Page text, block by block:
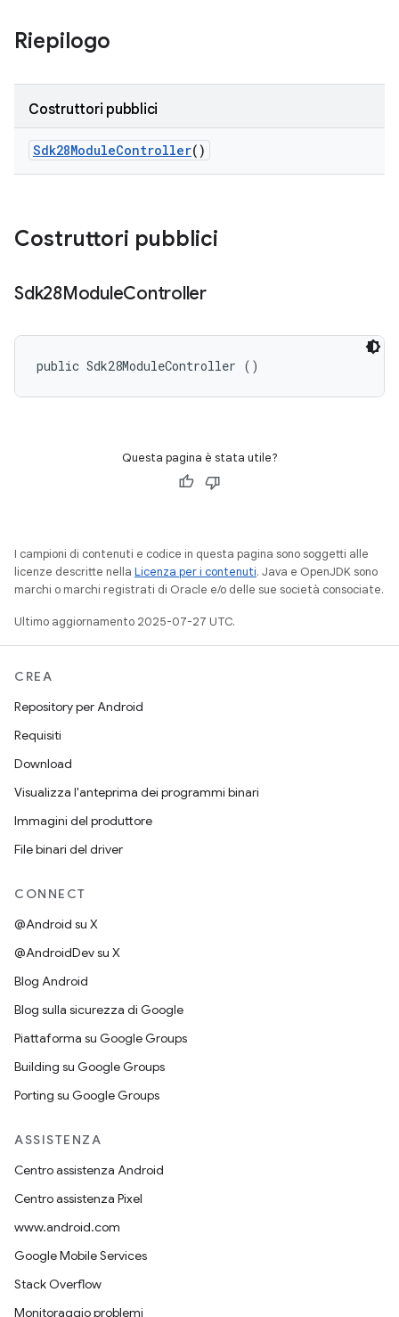
Riepilogo
Costruttori pubblici
Sdk28ModuleController()
Costruttori pubblici
Sdk28ModuleController
public Sdk28ModuleController ()
Questa pagina è stata utile?
I campioni di contenuti e codice in questa pagina sono soggetti alle
licenze descritte nella Licenza per i contenuti. Java e OpenJDK sono
marchi o marchi registrati di Oracle e/o delle sue società consociate.
Ultimo aggiornamento 2025-07-27 UTC.
CREA
Repository per Android
Requisiti
Download
Visualizza l'anteprima dei programmi binari
Immagini del produttore
File binari del driver
CONNECT
@Android su X
@AndroidDev su X
Blog Android
Blog sulla sicurezza di Google
Piattaforma su Google Groups
Building su Google Groups
Porting su Google Groups
ASSISTENZA
Centro assistenza Android
Centro assistenza Pixel
www.android.com
Google Mobile Services
Stack Overflow
Monitoraggio problemi